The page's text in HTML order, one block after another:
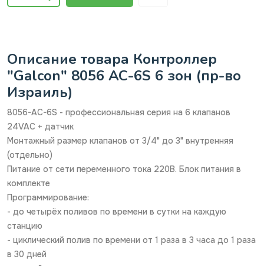
Описание товара Контроллер
"Galcon" 8056 АС-6S 6 зон (пр-во
Израиль)
8056-AC-6S - профессиональная серия на 6 клапанов
24VAC + датчик
Монтажный размер клапанов от 3/4" до 3" внутренняя
(отдельно)
Питание от сети переменного тока 220В. Блок питания в
комплекте
Программирование:
- до четырёх поливов по времени в сутки на каждую
станцию
- циклический полив по времени от 1 раза в 3 часа до 1 раза
в 30 дней